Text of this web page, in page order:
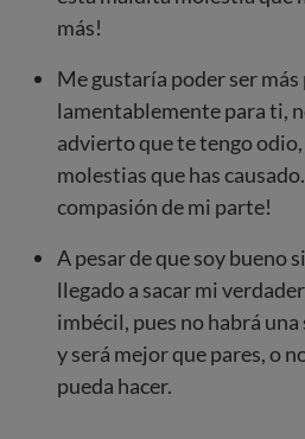
más!
Me gustaría poder ser
lamentablemente para ti,
advierto que te tengo odio,
molestias que has
compasión de mi parte!
A pesar de que soy bueno
llegado a sacar mi
imbécil, pues no habrá
y será mejor que pares, o
pueda hacer.